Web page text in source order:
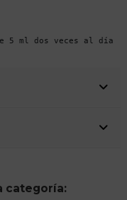
5 ml dos veces al día
categoría: